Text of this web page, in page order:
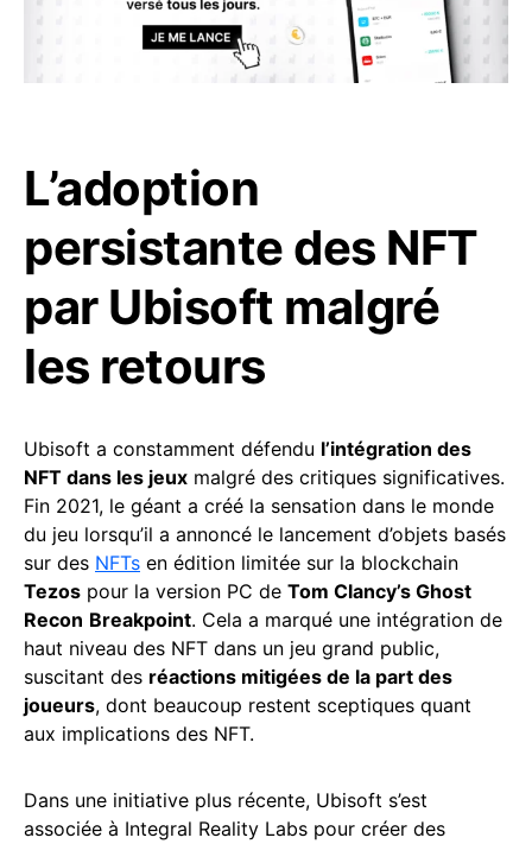
L’adoption
persistante des NFT
par Ubisoft malgré
les retours
Ubisoft a constamment défendu l’intégration des
NFT dans les jeux malgré des critiques significatives.
Fin 2021, le géant a créé la sensation dans le monde
du jeu lorsqu’il a annoncé le lancement d’objets basés
sur des NFTs en édition limitée sur la blockchain
Tezos pour la version PC de Tom Clancy’s Ghost
Recon Breakpoint. Cela a marqué une intégration de
haut niveau des NFT dans un jeu grand public,
suscitant des réactions mitigées de la part des
joueurs, dont beaucoup restent sceptiques quant
aux implications des NFT.
Dans une initiative plus récente, Ubisoft s’est
associée à Integral Reality Labs pour créer des